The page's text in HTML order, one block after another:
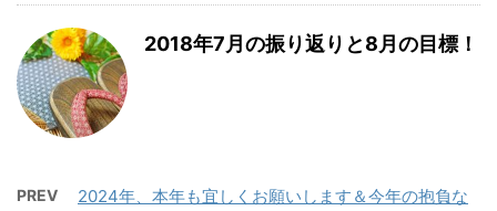
2018年7月の振り返りと8月の目標！
PREV
2024年、本年も宜しくお願いします＆今年の抱負な